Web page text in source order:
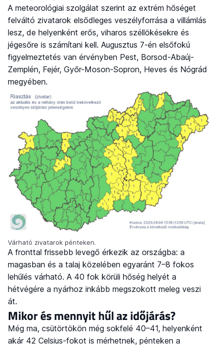
A meteorológiai szolgálat szerint az extrém hőséget
felváltó zivatarok elsődleges veszélyforrása a villámlás
lesz, de helyenként erős, viharos széllökésekre és
jégesőre is számítani kell. Augusztus 7-én elsőfokú
figyelmeztetés van érvényben Pest, Borsod-Abaúj-
Zemplén, Fejér, Győr-Moson-Sopron, Heves és Nógrád
megyében.
Várható zivatarok pénteken.
A fronttal frissebb levegő érkezik az országba: a
magasban és a talaj közelében egyaránt 7–8 fokos
lehűlés várható. A 40 fok körüli hőség helyét a
hétvégére a nyárhoz inkább megszokott meleg veszi
át.
Mikor és mennyit hűl az időjárás?
Még ma, csütörtökön még sokfelé 40–41, helyenként
akár 42 Celsius-fokot is mérhetnek, pénteken a